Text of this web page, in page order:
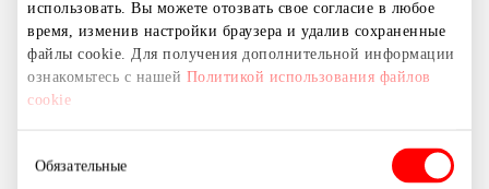
использовать. Вы можете отозвать свое согласие в любое
время, изменив настройки браузера и удалив сохраненные
файлы cookie. Для получения дополнительной информации
ознакомьтесь с нашей Политикой использования файлов
cookie
согласия
Обязательные